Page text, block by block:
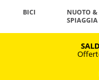
BICI
NUOTO &
SPIAGGIA